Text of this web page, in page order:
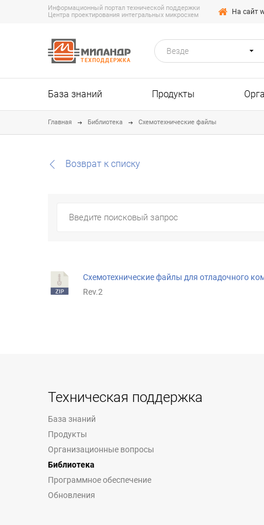
Информационный портал технической поддержки
Центра проектирования интегральных микросхем
На сайт
ТЕХПОДДЕРЖКА
Везде
База знаний Продукты
Главная Библиотека Схемотехнические файлы
Возврат к списку
Схемотехнические файлы для отладочного
Rev.2
Техническая поддержка
База знаний
Продукты
Организационные вопросы
Библиотека
Программное обеспечение
Обновления